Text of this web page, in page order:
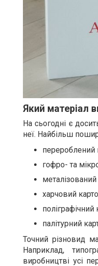
Який матеріал
На сьогодні є
неї. Найбільш
перероблений
гофро- та
металізований
харчовий
поліграфічний
палітурний
Точний різновид
Наприклад,
виробництві усі